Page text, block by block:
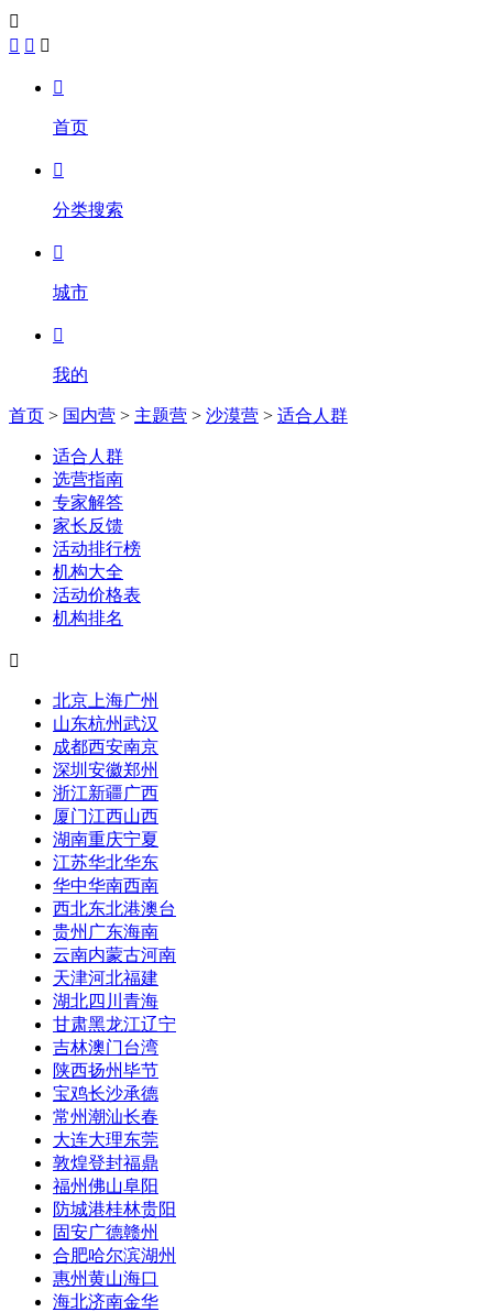

  

首页

分类搜索

城市

我的
首页 > 国内营 > 主题营 > 沙漠营 > 适合人群
适合人群
选营指南
专家解答
家长反馈
活动排行榜
机构大全
活动价格表
机构排名

北京 上海广州
山东杭州武汉
成都西安南京
深圳 安徽郑州
浙江新疆广西
厦门江西山西
湖南重庆宁夏
江苏华北华东
华中华南西南
西北东北港澳台
贵州 广东海南
云南内蒙古河南
天津河北福建
湖北四川 青海
甘肃黑龙江辽宁
吉林澳门台湾
陕西扬州毕节
宝鸡长沙承德
常州潮汕长春
大连大理东莞
敦煌登封福鼎
福州佛山阜阳
防城港桂林贵阳
固安广德赣州
合肥哈尔滨湖州
惠州黄山海口
海北济南金华